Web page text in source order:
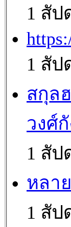
1 สัป
1 สัป
สกุล
วงศ์
1 สัป
หลา
1 สัป